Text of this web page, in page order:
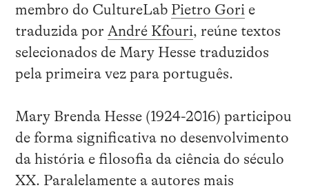
membro do CultureLab Pietro Gorie
traduzida por André Kfouri, reúne textos
selecionados de Mary Hesse traduzidos
pela primeira vez para português.
Mary Brenda Hesse (1924-2016) participou
de forma significativa no desenvolvimento
da história e filosofia da ciência do século
XX. Paralelamente a autores mais